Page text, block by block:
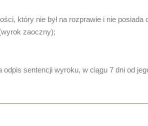
który nie był na rozprawie i nie posiada
zaoczny);
sentencji wyroku, w ciągu 7 dni od